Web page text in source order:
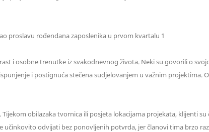
i osobne trenutke iz svakodnevnog života. Neki su govorili o
i postignuća stečena sudjelovanjem u važnim projektima.
obilazaka tvornica ili posjeta lokacijama projekata, klijenti
odvijati bez ponovljenih potvrda, jer članovi tima brzo